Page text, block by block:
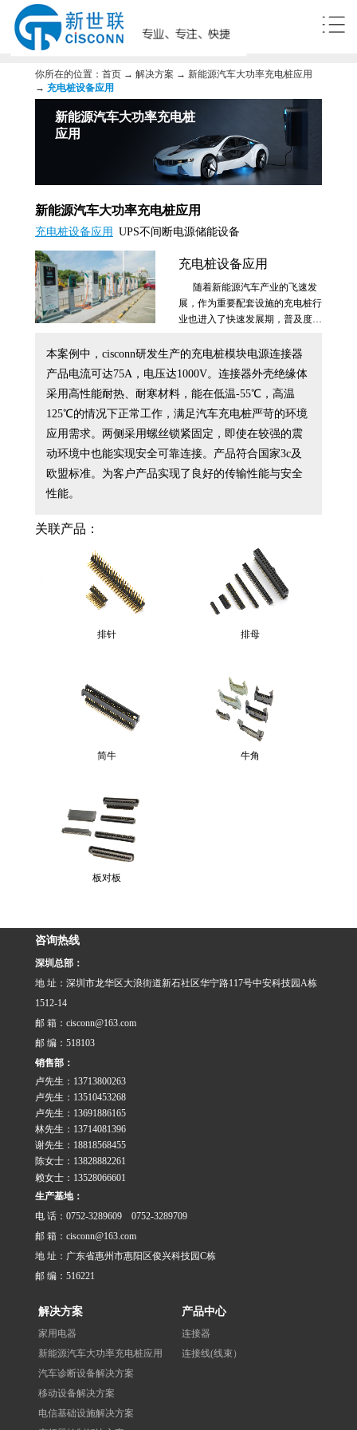
你所在的位置： 首页 → 解决方案 → 新能源汽车大功率充电桩应用
→ 充电桩设备应用
新能源汽车大功率充电桩
应用
新能源汽车大功率充电桩应用
充电桩设备应用 UPS不间断电源储能设备
充电桩设备应用
随着新能源汽车产业的飞速发
展，作为重要配套设施的充电桩行
业也进入了快速发展期，普及度也
时，也对充电设施的安全、性能，
提出了更严苛的要求。特思嘉研发
生产的充电桩模块电源连接器，能
为充电桩设备解决相关的连接挑
战。
本案例中，cisconn研发生产的充电桩模块电源连接器
产品电流可达75A，电压达1000V。连接器外壳绝缘体
采用高性能耐热、耐寒材料，能在低温-55℃，高温
125℃的情况下正常工作，满足汽车充电桩严苛的环境
应用需求。两侧采用螺丝锁紧固定，即使在较强的震
动环境中也能实现安全可靠连接。产品符合国家3c及
欧盟标准。为客户产品实现了良好的传输性能与安全
性能。
关联产品：
排针 排母
简牛 牛角
板对板
咨询热线
深圳总部：
地 址：深圳市龙华区大浪街道新石社区华宁路117号中安科技园A栋
1512-14
邮 箱：cisconn@163.com
邮 编：518103
销售部：
卢先生：13713800263
卢先生：13510453268
卢先生：13691886165
林先生：13714081396
谢先生：18818568455
陈女士：13828882261
赖女士：13528066601
生产基地：
电 话：0752-3289609 0752-3289709
邮 箱：cisconn@163.com
地 址：广东省惠州市惠阳区俊兴科技园C栋
邮 编：516221
解决方案
家用电器
新能源汽车大功率充电桩应用
汽车诊断设备解决方案
移动设备解决方案
电信基础设施解决方案
产品中心
连接器
连接线(线束）